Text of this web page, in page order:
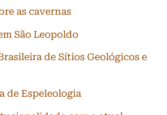
as cavernas
São Leopoldo
de Sítios Geológicos e
de Espeleologia